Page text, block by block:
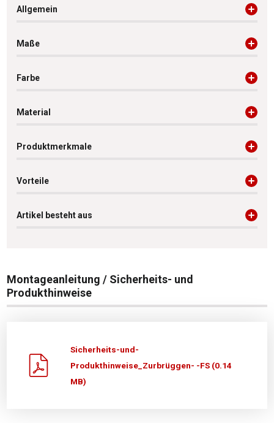
Allgemein
Maße
Farbe
Material
Produktmerkmale
Vorteile
Artikel besteht aus
Montageanleitung / Sicherheits- und
Produkthinweise
Sicherheits-und-
Produkthinweise_Zurbrüggen- -FS (0.14
MB)